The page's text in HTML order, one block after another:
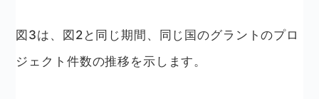
図3は、図2と同じ期間、同じ国のグラントのプロ
ジェクト件数の推移を示します。